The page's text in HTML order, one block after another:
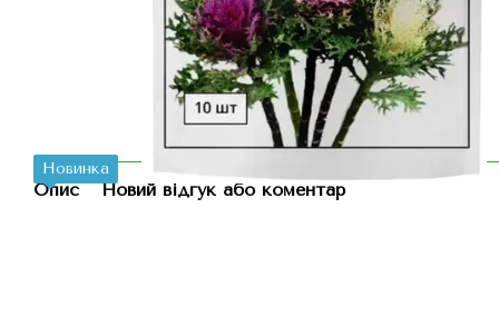
Новинка
Опис Новий відгук або коментар